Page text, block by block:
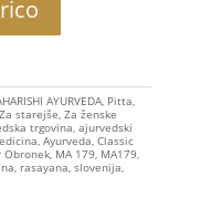
AYURVEDA, Pitta
Za starejše Za ženske
trgovina ajurvedski
Ayurveda Classic
Obronek, MA 179 MA179
rasayana slovenija